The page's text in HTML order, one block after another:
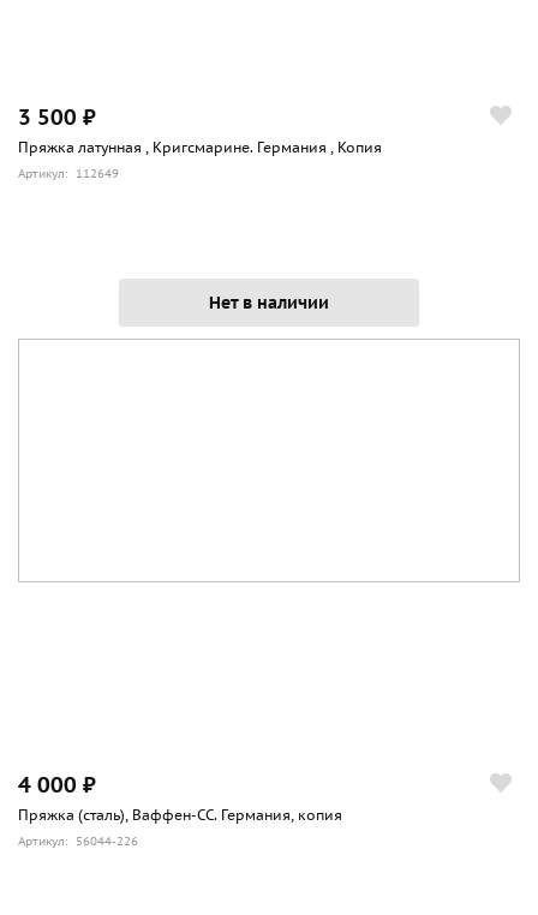
3 500 ₽
Пряжка латунная , Кригсмарине. Германия , Копия
Артикул: 112649
Нет в наличии
4 000 ₽
Пряжка (сталь), Ваффен-СС. Германия, копия
Артикул: 56044-226